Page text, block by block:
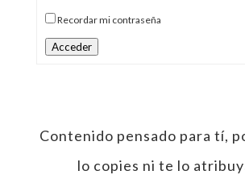
Recordar mi contraseña
Acceder
Contenido pensado para tí,
lo copies ni te lo